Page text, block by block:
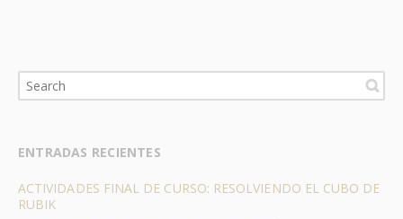
ENTRADAS RECIENTES
ACTIVIDADES FINAL DE CURSO: RESOLVIENDO EL CUBO DE
RUBIK